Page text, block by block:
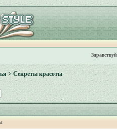
>Секреты красоты